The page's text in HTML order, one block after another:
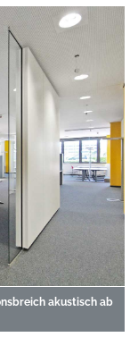
akustisch ab